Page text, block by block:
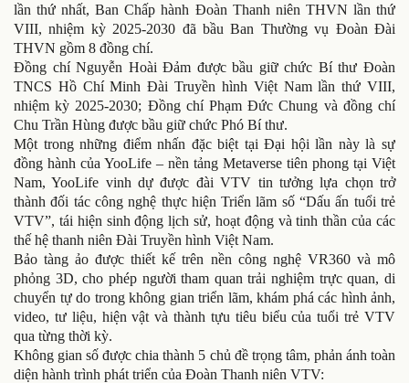
lần thứ nhất, Ban Chấp hành Đoàn Thanh niên THVN lần thứ
VIII, nhiệm kỳ 2025-2030 đã bầu Ban Thường vụ Đoàn Đài
THVN gồm 8 đồng chí.
Đồng chí Nguyễn Hoài Đảm được bầu giữ chức Bí thư Đoàn
TNCS Hồ Chí Minh Đài Truyền hình Việt Nam lần thứ VIII,
nhiệm kỳ 2025-2030; Đồng chí Phạm Đức Chung và đồng chí
Chu Trần Hùng được bầu giữ chức Phó Bí thư.
Một trong những điểm nhấn đặc biệt tại Đại hội lần này là sự
đồng hành của YooLife – nền tảng Metaverse tiên phong tại Việt
Nam, YooLife vinh dự được đài VTV tin tưởng lựa chọn trở
thành đối tác công nghệ thực hiện Triển lãm số “Dấu ấn tuổi trẻ
VTV”, tái hiện sinh động lịch sử, hoạt động và tinh thần của các
thế hệ thanh niên Đài Truyền hình Việt Nam.
Bảo tàng ảo được thiết kế trên nền công nghệ VR360 và mô
phỏng 3D, cho phép người tham quan trải nghiệm trực quan, di
chuyển tự do trong không gian triển lãm, khám phá các hình ảnh,
video, tư liệu, hiện vật và thành tựu tiêu biểu của tuổi trẻ VTV
qua từng thời kỳ.
Không gian số được chia thành 5 chủ đề trọng tâm, phản ánh toàn
diện hành trình phát triển của Đoàn Thanh niên VTV: